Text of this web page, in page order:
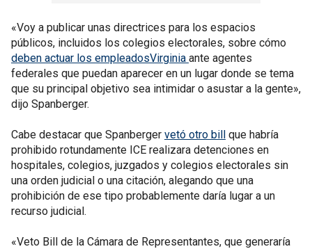
«Voy a publicar unas directrices para los espacios
públicos, incluidos los colegios electorales, sobre cómo
deben actuar los empleadosVirginia ante agentes
federales que puedan aparecer en un lugar donde se tema
que su principal objetivo sea intimidar o asustar a la gente»,
dijo Spanberger.
Cabe destacar que Spanberger vetó otro bill que habría
prohibido rotundamente ICE realizara detenciones en
hospitales, colegios, juzgados y colegios electorales sin
una orden judicial o una citación, alegando que una
prohibición de ese tipo probablemente daría lugar a un
recurso judicial.
«Veto Bill de la Cámara de Representantes, que generaría